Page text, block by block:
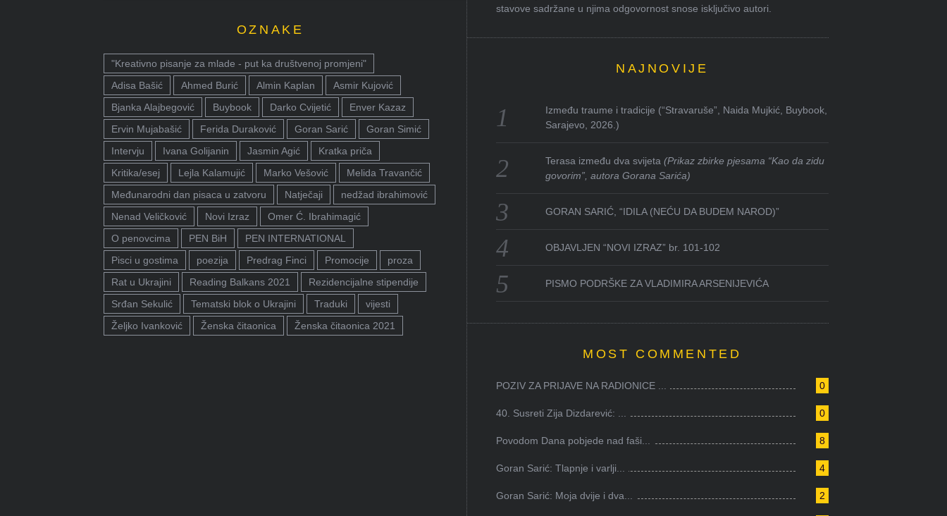
OZNAKE
"Kreativno pisanje za mlade - put ka društvenoj promjeni"
Adisa Bašić
Ahmed Burić Almin Kaplan
Asmir Kujović
Bjanka Alajbegović
Buybook Darko Cvijetić
Enver Kazaz
Ervin Mujabašić
Ferida Duraković Goran Sarić
Goran Simić
Intervju
Ivana Golijanin Jasmin Agić
Kratka priča
Kritika/esej
Lejla Kalamujić Marko Vešović
Melida Travančić
Međunarodni dan pisaca u zatvoru
Natječaji
nedžad ibrahimović
Nenad Veličković
Novi Izraz
Omer Ć. Ibrahimagić
O penovcima
PEN BiH
PEN INTERNATIONAL
Pisci u gostima
poezija Predrag Finci Promocije
proza
Rat u Ukrajini
Reading Balkans 2021
Rezidencijalne stipendije
Srđan Sekulić
Tematski blok o Ukrajini Traduki
vijesti
Željko Ivanković
Ženska čitaonica Ženska čitaonica 2021
stavove sadržane u njima odgovornost snose isključivo autori.
NAJNOVIJE
Između traume i tradicije (“Stravaruše”, Naida Mujkić, Buybook,
Sarajevo, 2026.)
Terasa između dva svijeta(Prikaz zbirke pjesama “Kao da zidu
govorim”, autora Gorana Sarića)
GORAN SARIĆ, “IDILA (NEĆU DA BUDEM NAROD)”
OBJAVLJEN “NOVI IZRAZ” br. 101-102
PISMO PODRŠKE ZA VLADIMIRA ARSENIJEVIĆA
MOST COMMENTED
0
POZIV ZA PRIJAVE NA RADIONICE ...
0
40. Susreti Zija Dizdarević: ...
8
Povodom Dana pobjede nad faši...
4
Goran Sarić: Tlapnje i varlji...
2
Goran Sarić: Moja dvije i dva...